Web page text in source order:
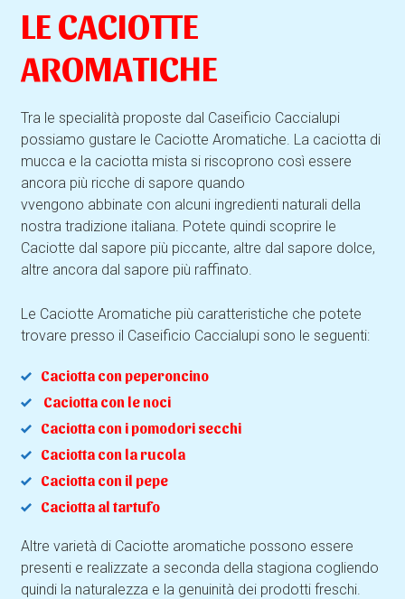
LE CACIOTTE
AROMATICHE
Tra le specialità proposte dal Caseificio Caccialupi
possiamo gustare le Caciotte Aromatiche. La caciotta di
mucca e la caciotta mista si riscoprono così essere
ancora più ricche di sapore quando
vvengono abbinate con alcuni ingredienti naturali della
nostra tradizione italiana. Potete quindi scoprire le
Caciotte dal sapore più piccante, altre dal sapore dolce,
altre ancora dal sapore più raffinato.
Le Caciotte Aromatiche più caratteristiche che potete
trovare presso il Caseificio Caccialupi sono le seguenti:
Caciotta con peperoncino
Caciotta con le noci
Caciotta con i pomodori secchi
Caciotta con la rucola
Caciotta con il pepe
Caciotta al tartufo
Altre varietà di Caciotte aromatiche possono essere
presenti e realizzate a seconda della stagiona cogliendo
quindi la naturalezza e la genuinità dei prodotti freschi.